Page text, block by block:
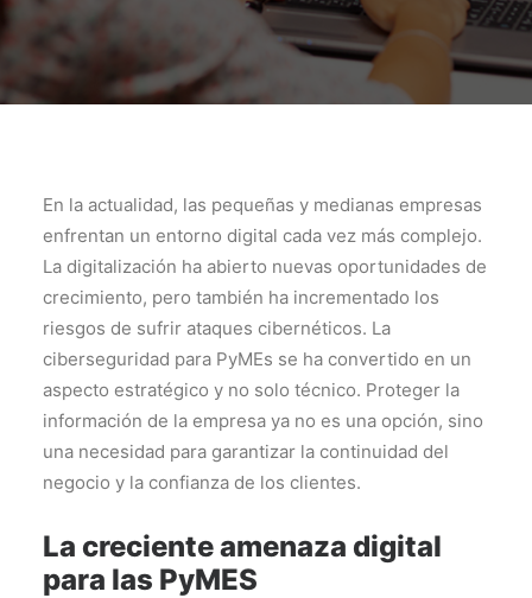
En la actualidad, las pequeñas y medianas empresas
enfrentan un entorno digital cada vez más complejo.
La digitalización ha abierto nuevas oportunidades de
crecimiento, pero también ha incrementado los
riesgos de sufrir ataques cibernéticos. La
ciberseguridad para PyMEs se ha convertido en un
aspecto estratégico y no solo técnico. Proteger la
información de la empresa ya no es una opción, sino
una necesidad para garantizar la continuidad del
negocio y la confianza de los clientes.
La creciente amenaza digital
para las PyMES